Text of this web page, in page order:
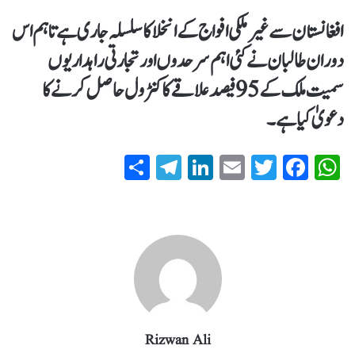
افغانستان سے غیرملکی افواج کے انخلا کا سلسلہ جاری ہے تاہم اس
دوران طالبان نے کئی اہم سرحدوں اور تجارتی راہداریوں
سمیت ملک کے 95 فیصد علاقے کا کنٹرول حاصل کرنے کا
دعویٰ کیا ہے۔
W
ha
Fa
ce
T
wi
E
m
Li
nk
In
T
el
ra
m
Rizwan Ali